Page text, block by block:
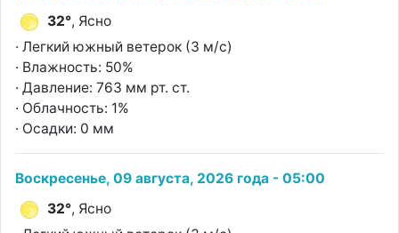
32°, Ясно
· Легкий южный ветерок (3 м/с)
· Влажность: 50%
· Давление: 763 мм рт. ст.
· Облачность: 1%
· Осадки: 0 мм
Воскресенье, 09 августа, 2026 года - 05:00
32°, Ясно